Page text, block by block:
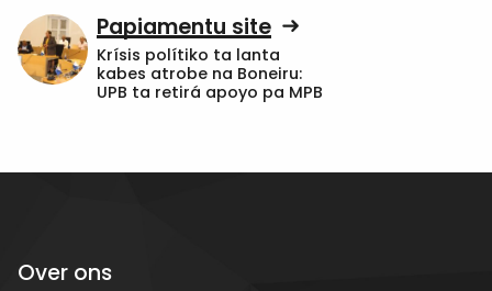
Papiamentu site
Krísis polítiko ta lanta
kabes atrobe na Boneiru:
UPB ta retirá apoyo pa MPB
Over ons